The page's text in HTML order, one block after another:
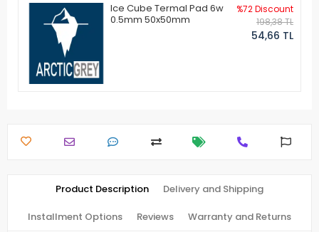
Ice Cube Termal Pad 6w
0.5mm 50x50mm
%72 Discount
198,38 TL
54,66 TL
Product Description Delivery and Shipping
Installment Options Reviews Warranty and Returns